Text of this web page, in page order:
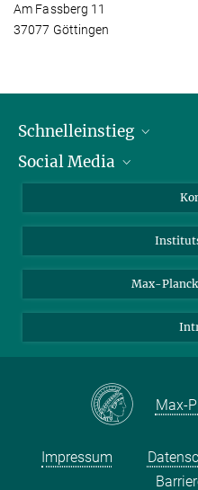
Am Fassberg 11
37077 Göttingen
Schnelleinstieg
Alumni
Schulen
Studierende
Social Media
Facebook
YouTube
Max-
Max-
Impressum